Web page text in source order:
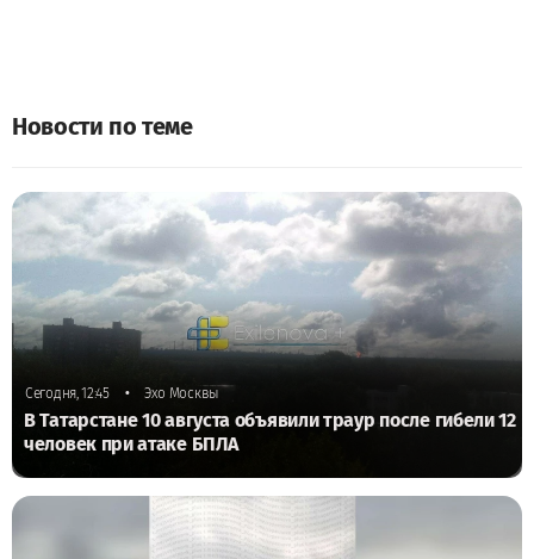
Новости по теме
Сегодня, 12:45 • Эхо Москвы
В Татарстане 10 августа объявили траур после гибели 12
человек при атаке БПЛА